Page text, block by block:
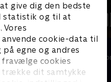
give dig den bedste
statistik og til at
cookie-data til
egne og andres
cookies
trække dit samtykke
i Dubai Forræder
Reality • 4